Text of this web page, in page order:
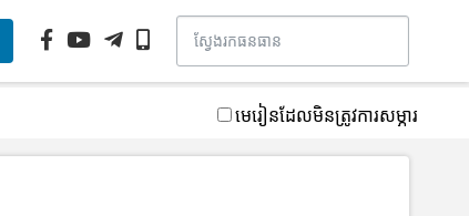
មេរៀនដែលមិនត្រូវការសម្ភារ